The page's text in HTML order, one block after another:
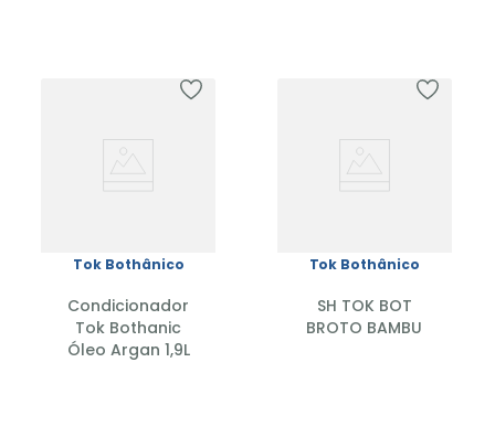
Tok Bothânico
Condicionador
Tok Bothanic
Óleo Argan 1,9L
Tok Bothânico
SH TOK BOT
BROTO BAMBU